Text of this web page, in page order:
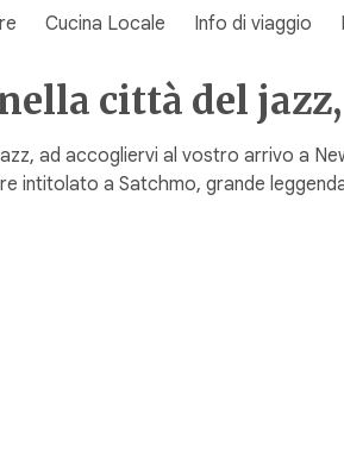
Cucina Locale Info di viaggio
città del
ad accogliervi al vostro arrivo a
intitolato a Satchmo, grande